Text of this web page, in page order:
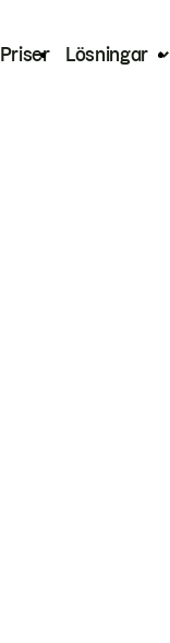
Priser Lösningar